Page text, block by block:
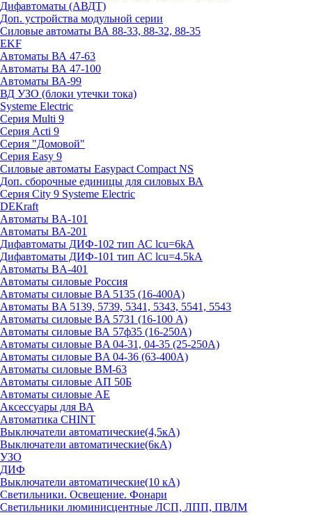
Дифавтоматы (АВДТ)
Доп. устройства модульной серии
Силовые автоматы ВА 88-33, 88-32, 88-35
EKF
Автоматы ВА 47-63
Автоматы ВА 47-100
Автоматы ВА-99
ВД УЗО (блоки утечки тока)
Systeme Electric
Серия Multi 9
Серия Acti 9
Серия "Домовой"
Серия Easy 9
Силовые автоматы Easypact Compact NS
Доп. сборочные единицы для силовых ВА
Серия City 9 Systeme Electric
DEKraft
Автоматы BA-101
Автоматы ВА-201
Дифавтоматы ДИФ-102 тип АС lcu=6kA
Дифавтоматы ДИФ-101 тип АС lcu=4.5kA
Автоматы BA-401
Автоматы силовые Россия
Автоматы силовые BA 5135 (16-400А)
Автоматы BA 5139, 5739, 5341, 5343, 5541, 5543
Автоматы силовые BA 5731 (16-100 А)
Автоматы силовые ВА 57ф35 (16-250А)
Автоматы силовые BA 04-31, 04-35 (25-250А)
Автоматы силовые BA 04-36 (63-400А)
Автоматы силовые ВМ-63
Автоматы силовые АП 50Б
Автоматы силовые АЕ
Аксессуары для ВА
Автоматика CHINT
Выключатели автоматические(4,5кА)
Выключатели автоматические(6кА)
УЗО
ДИФ
Выключатели автоматические(10 кА)
Светильники. Освещение. Фонари
Светильники люминисцентные ЛСП, ЛПП, ПВЛМ